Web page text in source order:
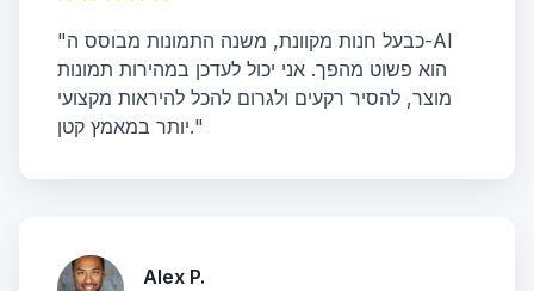
"כבעל חנות מקוונת, משנה התמונות מבוסס ה-AI
הוא פשוט מהפך. אני יכול לעדכן במהירות תמונות
מוצר, להסיר רקעים ולגרום להכל להיראות מקצועי
יותר במאמץ קטן."
Alex P.